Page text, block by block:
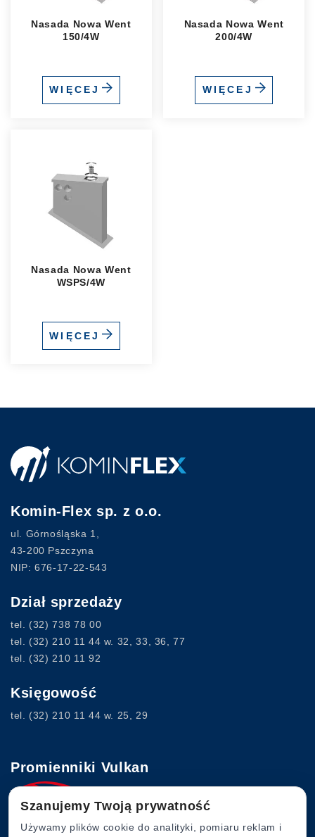
Nasada Nowa Went
150/4W
WIĘCEJ
Nasada Nowa Went
200/4W
WIĘCEJ
Nasada Nowa Went
WSPS/4W
WIĘCEJ
Komin-Flex sp. z o.o.
ul. Górnośląska 1,
43-200 Pszczyna
NIP: 676-17-22-543
Dział sprzedaży
tel. (32) 738 78 00
tel. (32) 210 11 44 w. 32, 33, 36, 77
tel. (32) 210 11 92
Księgowość
tel. (32) 210 11 44 w. 25, 29
Promienniki Vulkan
www.vulkan.com.pl
Szanujemy Twoją prywatność
Używamy plików cookie do analityki, pomiaru reklam i